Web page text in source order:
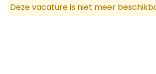
Deze vacature is niet meer